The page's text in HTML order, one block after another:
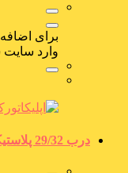
برای
وارد سایت
درب 29/32 پلاستیکی